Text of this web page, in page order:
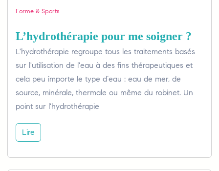
Forme & Sports
L’hydrothérapie pour me soigner ?
L'hydrothérapie regroupe tous les traitements basés
sur l'utilisation de l'eau à des fins thérapeutiques et
cela peu importe le type d’eau : eau de mer, de
source, minérale, thermale ou même du robinet. Un
point sur l'hydrothérapie
Lire